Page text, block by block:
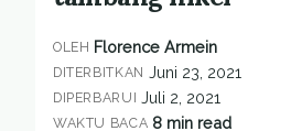
OLEH Florence Armein
DITERBITKAN Juni 23, 2021
DIPERBARUI Juli 2, 2021
WAKTU BACA 8 min read